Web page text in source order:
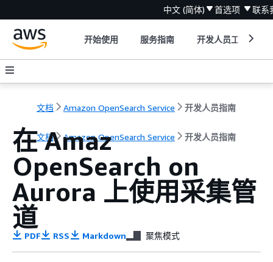
中文 (简体) 首选项 联系
开始使用 服务指南 开发人员工具
文档 Amazon OpenSearch Service 开发人员指南
文档 Amazon OpenSearch Service 开发人员指南
在 Amaz
OpenSearch on
Aurora 上使用采集管
道
PDF RSS Markdown 聚焦模式